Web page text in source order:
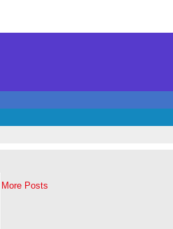
More Posts